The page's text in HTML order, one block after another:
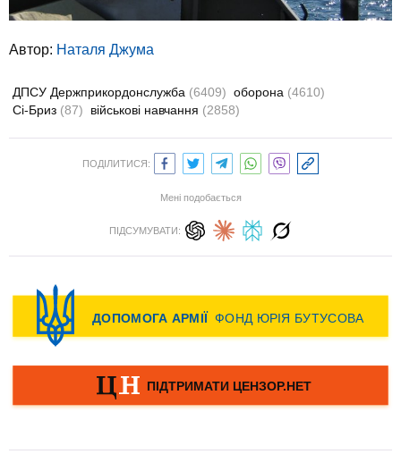
Автор: Наталя Джума
ДПСУ Держприкордонслужба (6409) оборона (4610)
Сі-Бриз (87) військові навчання (2858)
ПОДІЛИТИСЯ:
Мені подобається
ПІДСУМУВАТИ: